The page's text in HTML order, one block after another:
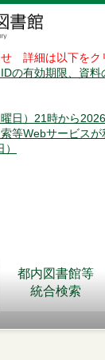
詳細は以下をク
の有効期限、資
日）21時から
等Webサービスが
都内図書館等
統合検索